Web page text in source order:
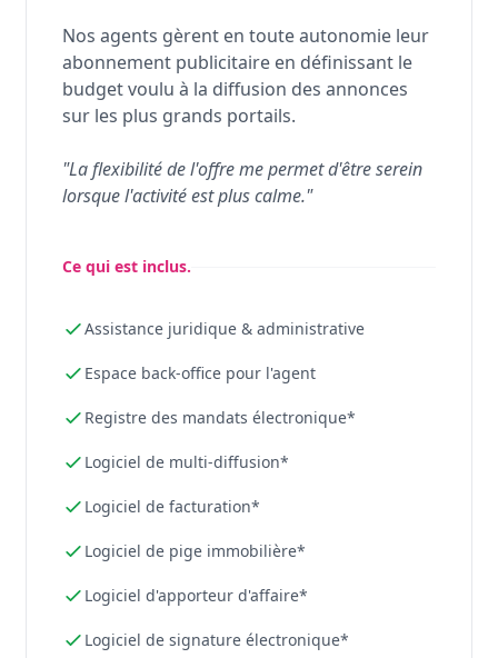
Nos agents gèrent en toute autonomie leur
abonnement publicitaire en définissant le
budget voulu à la diffusion des annonces
sur les plus grands portails.
"La flexibilité de l'offre me permet d'être serein
lorsque l'activité est plus calme."
Ce qui est inclus.
Assistance juridique & administrative
Espace back-office pour l'agent
Registre des mandats électronique*
Logiciel de multi-diffusion*
Logiciel de facturation*
Logiciel de pige immobilière*
Logiciel d'apporteur d'affaire*
Logiciel de signature électronique*